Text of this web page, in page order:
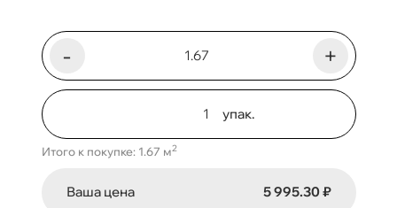
- +
упак.
Итого к покупке: 1.67 м2
Ваша цена 5 995.30 ₽